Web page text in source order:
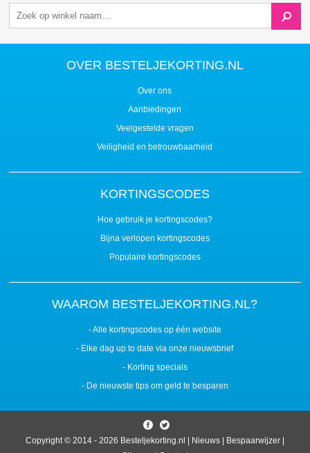
OVER BESTELJEKORTING.NL
Over ons
Aanbiedingen
Veelgestelde vragen
Veiligheid en betrouwbaarheid
KORTINGSCODES
Hoe gebruik je kortingscodes?
Bijna verlopen kortingscodes
Populaire kortingscodes
WAAROM BESTELJEKORTING.NL?
- Alle kortingscodes op één website
- Elke dag up to date via onze nieuwsbrief
- Korting specials
- De nieuwste tips om geld te besparen
Copyright © 2014 - 2026 Besteljekorting.nl | Nieuws| Bespaarwijzer|